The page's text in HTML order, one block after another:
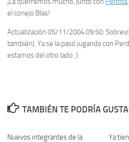
el conejo Blas!
Actualización 05/11/2004 09:50:
también). Ya se la pasó jugando con
estamos del otro lado ;).
TAMBIÉN TE PODRÍA
Nuevos integrantes de la
Ya